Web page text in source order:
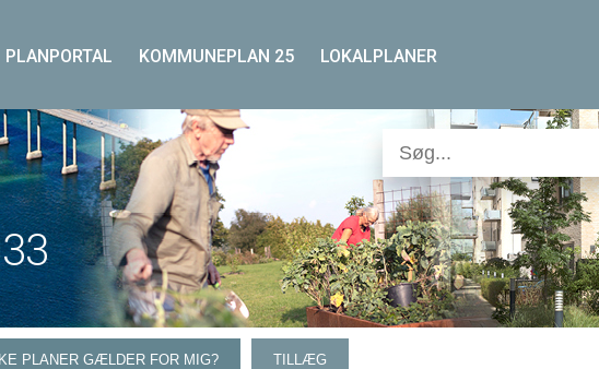
PLANPORTAL KOMMUNEPLAN 25 LOKALPLANER
PLANER GÆLDER FOR MIG? TILLÆG